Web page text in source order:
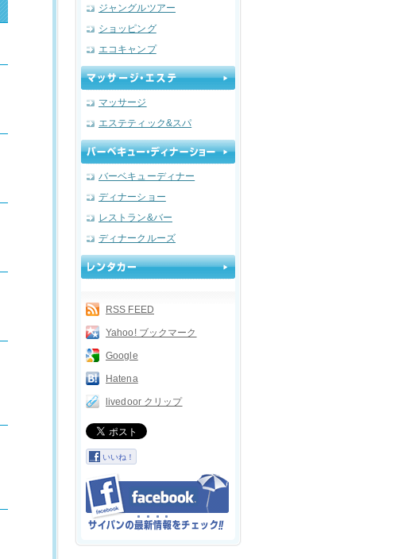
ジャングルツアー
ショッピング
エコキャンプ
マッサージ
エステティック&スパ
バーベキューディナー
ディナーショー
レストラン&バー
ディナークルーズ
RSS FEED
Yahoo! ブックマーク
Google
Hatena
livedoor クリップ
いいね！